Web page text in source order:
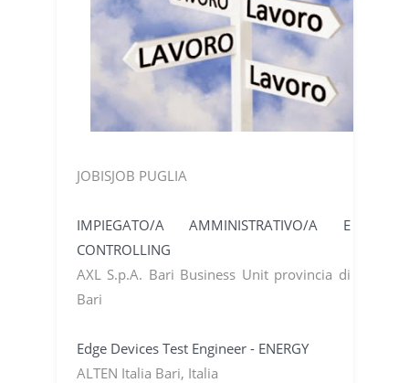
JOBISJOB PUGLIA
IMPIEGATO/A AMMINISTRATIVO/A E
CONTROLLING
AXL S.p.A. Bari Business Unit provincia di
Bari
Edge Devices Test Engineer - ENERGY
ALTEN Italia Bari, Italia